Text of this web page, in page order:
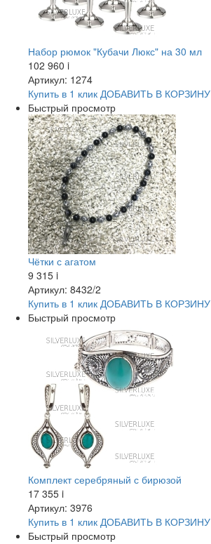
Набор рюмок "Кубачи Люкс" на 30 мл
102 960 i
Артикул: 1274
Купить в 1 клик ДОБАВИТЬ В КОРЗИНУ
Быстрый просмотр
Чётки с агатом
9 315 i
Артикул: 8432/2
Купить в 1 клик ДОБАВИТЬ В КОРЗИНУ
Быстрый просмотр
Комплект серебряный с бирюзой
17 355 i
Артикул: 3976
Купить в 1 клик ДОБАВИТЬ В КОРЗИНУ
Быстрый просмотр